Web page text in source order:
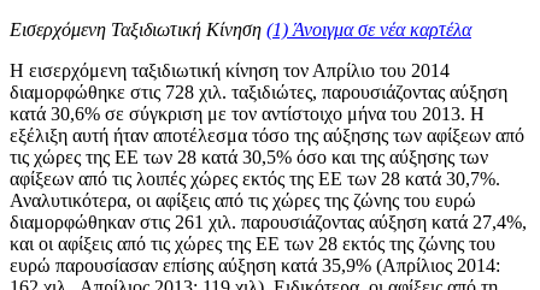
Εισερχόμενη Ταξιδιωτική Κίνηση (1) Άνοιγμα σε νέα καρτέλα
Η εισερχόμενη ταξιδιωτική κίνηση τον Απρίλιο του 2014
διαμορφώθηκε στις 728 χιλ. ταξιδιώτες, παρουσιάζοντας αύξηση
κατά 30,6% σε σύγκριση με τον αντίστοιχο μήνα του 2013. Η
εξέλιξη αυτή ήταν αποτέλεσμα τόσο της αύξησης των αφίξεων από
τις χώρες της ΕΕ των 28 κατά 30,5% όσο και της αύξησης των
αφίξεων από τις λοιπές χώρες εκτός της ΕΕ των 28 κατά 30,7%.
Αναλυτικότερα, οι αφίξεις από τις χώρες της ζώνης του ευρώ
διαμορφώθηκαν στις 261 χιλ. παρουσιάζοντας αύξηση κατά 27,4%,
και οι αφίξεις από τις χώρες της ΕΕ των 28 εκτός της ζώνης του
ευρώ παρουσίασαν επίσης αύξηση κατά 35,9% (Απρίλιος 2014: